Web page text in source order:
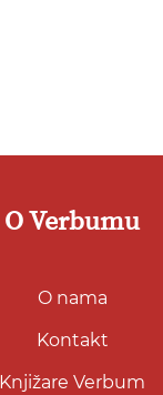
O Verbumu
O nama
Kontakt
Knjižare Verbum